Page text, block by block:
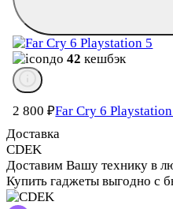
до42 кешбэк
2 800₽Far Cry 6
Доставка
CDEK
Доставим Вашу технику в
Купить гаджеты выгодно с